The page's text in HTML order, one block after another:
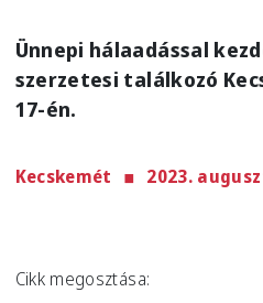
Ünnepi hálaadással
szerzetesi találkozó
17-én.
Kecskemét 2023.
Cikk megosztása: